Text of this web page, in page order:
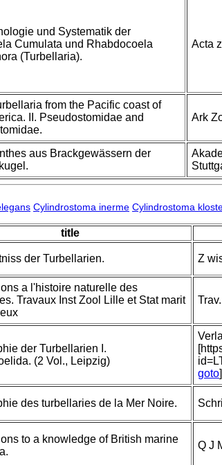
und Systematik der
Cumulata und Rhabdocoela
(Turbellaria).
Acta
from the Pacific coast of
II. Pseudostomidae and
Ark
aus Brackgewässern der
Cylindrostoma inerme Cylindrostoma
title
der Turbellarien. Z
a l'histoire naturelle des
Travaux Inst Zool Lille et Stat marit
der Turbellarien I.
(2 Vol., Leipzig)
goto]
des turbellaries de la Mer Noire.
to a knowledge of British marine
Q J